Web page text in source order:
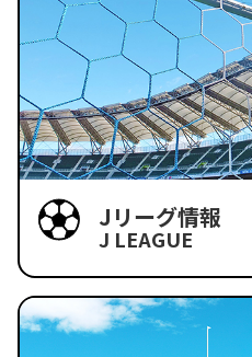
Jリーグ情報
J LEAGUE